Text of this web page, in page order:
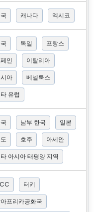
캐나다 멕시코
독일
프랑스
인
이탈리아
아
베넬룩스
유럽
남부 한국
일본
호주
아세안
아시아 태평양 지역
터키
프리카공화국